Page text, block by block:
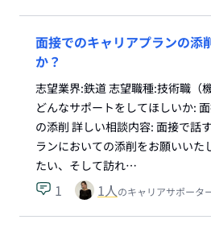
面接でのキャリアプランの添
か？
志望業界:鉄道 志望職種:技術職（
どんなサポートをしてほしいか:
の添削 詳しい相談内容: 面接で話
ランにおいての添削をお願いいた
たい、そして訪れ…
1 1人のキャリアサポータ